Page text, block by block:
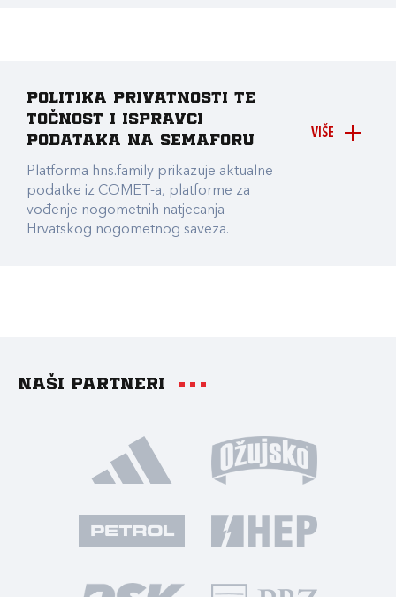
VIŠE
Politika privatnosti te
točnost i ispravci
podataka na Semaforu
Platforma hns.family prikazuje aktualne
podatke iz COMET-a, platforme za
vođenje nogometnih natjecanja
Hrvatskog nogometnog saveza.
Naši partneri